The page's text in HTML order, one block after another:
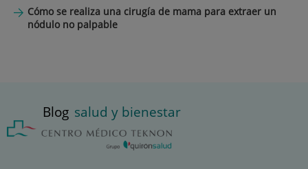
Cómo se realiza una cirugía de mama para extraer un
nódulo no palpable
Blog salud y bienestar